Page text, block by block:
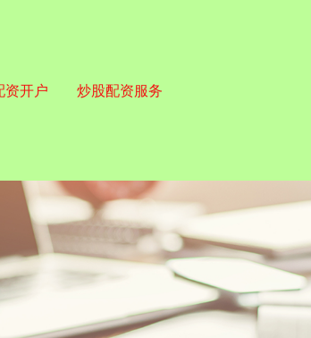
资开户 炒股配资服务